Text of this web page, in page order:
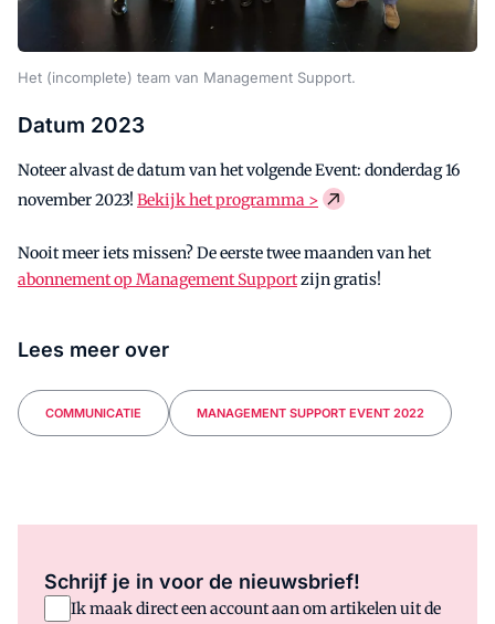
Het (incomplete) team van Management Support.
Datum 2023
Noteer alvast de datum van het volgende Event: donderdag 16
november 2023! Bekijk het programma >
Nooit meer iets missen? De eerste twee maanden van het
abonnement op Management Supportzijn gratis!
Lees meer over
COMMUNICATIE MANAGEMENT SUPPORT EVENT 2022
Schrijf je in voor de nieuwsbrief!
Ik maak direct een account aan om artikelen uit de